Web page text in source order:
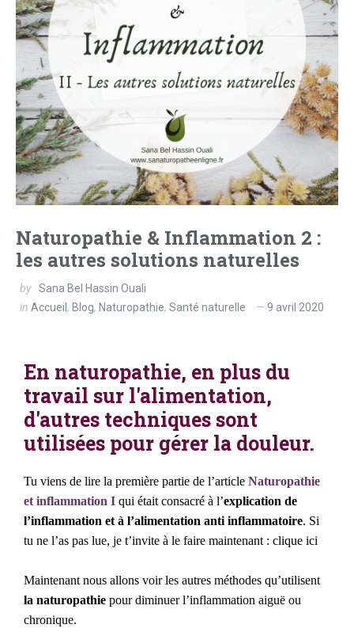
Naturopathie & Inflammation 2 :
les autres solutions naturelles
by Sana Bel Hassin Ouali
in Accueil , Blog, Naturopathie, Santé naturelle 9 avril 2020
En naturopathie, en plus du
travail sur l'alimentation,
d'autres techniques sont
utilisées pour gérer la douleur.
Tu viens de lire la première partie de l’article Naturopathie
et inflammation I qui était consacré à l’explication de
l’inflammation et à l’alimentation anti inflammatoire. Si
tu ne l’as pas lue, je t’invite à le faire maintenant : clique ici
Maintenant nous allons voir les autres méthodes qu’utilisent
la naturopathie pour diminuer l’inflammation aiguë ou
chronique.